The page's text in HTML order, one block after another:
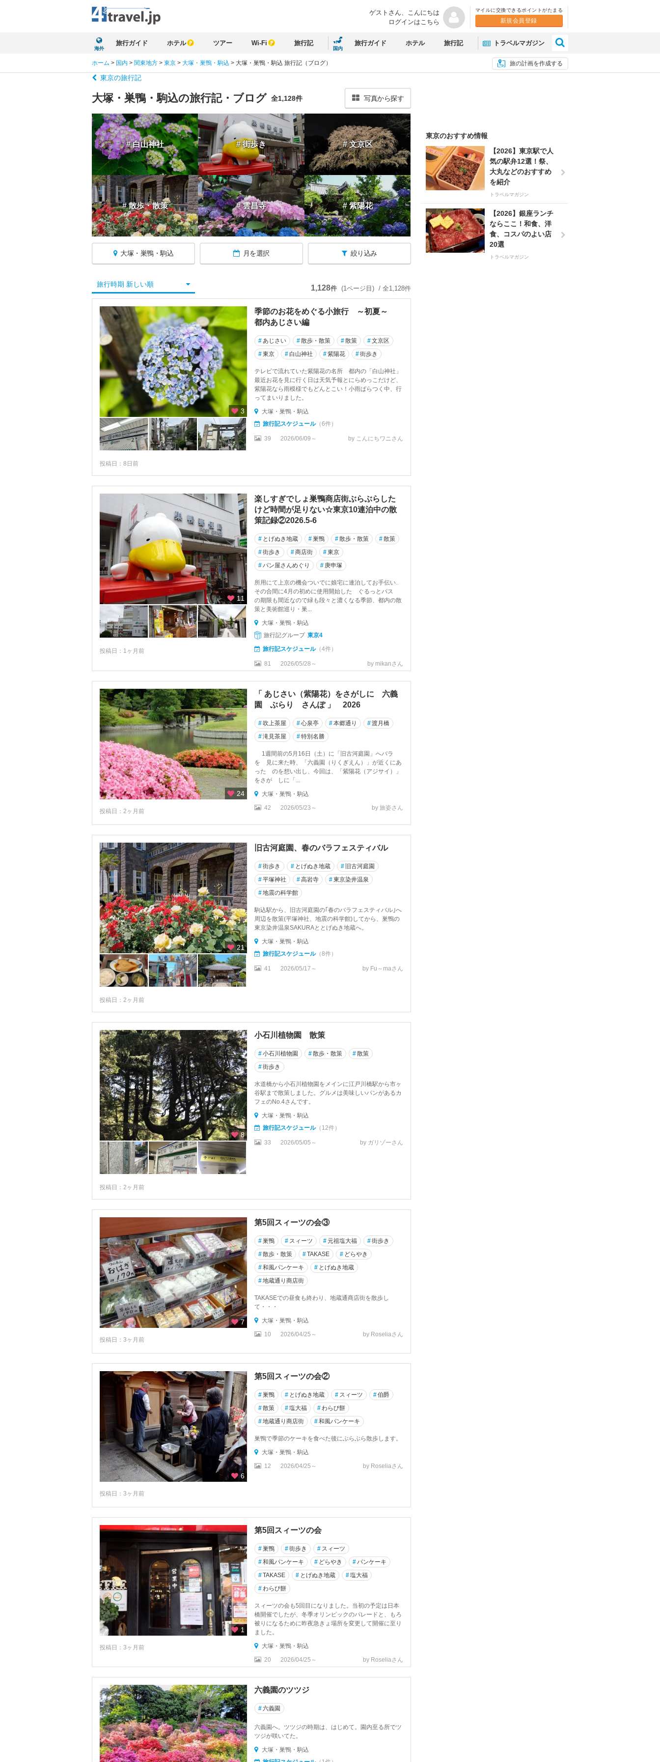
ゲストさん、 こんにちは
ログインはこちら
マイルに交換できるポイントがたまる
新規会員登録
海外
旅行ガイド ホテル ツアー Wi-Fi 旅行記
国内
旅行ガイド ホテル 旅行記 トラベルマガジン
旅の計画を作成する
ホーム > 国内 > 関東地方 > 東京 > 大塚・巣鴨・駒込 > 大塚・巣鴨・駒込 旅行記（ブログ）
東京の旅行記
大塚・巣鴨・駒込の旅行記・ブログ 全1,128件 写真から探す
# 白山神社 # 街歩き # 文京区
# 散歩・散策 # 雲昌寺 # 紫陽花
大塚・巣鴨・駒込 月を選択 絞り込み
東京へ戻る
東京すべて
秋葉原・御茶ノ水・水道橋
銀座・築地・月島
渋谷・原宿・表参道
恵比寿・自由が丘・二子玉川
お台場・新橋・汐留
葛飾・葛西・足立
板橋・練馬・赤羽
中野・杉並・世田谷
浅草・上野・東京スカイツリー
池袋・巣鴨・目白
池袋
大塚・巣鴨・駒込
目白
東京タワー・品川・目黒
六本木・赤坂
錦糸町・両国・亀戸
羽田・大森・蒲田
伊豆諸島
小笠原諸島
旅行時期 新しい順 1,128件 (1ページ目) / 全1,128件
3
投稿日：8日前
季節のお花をめぐる小旅行 ～初夏～
都内あじさい編
#あじさい #散歩・散策 #散策 #文京区
#東京 # 白山神社 #紫陽花 #街歩き
テレビで流れていた紫陽花の名所 都内の「白山神社」
最近お花を見に行く日は天気予報とにらめっこだけど、
紫陽花なら雨模様でもどんとこい！小雨ぱらつく中、行
ってまいりました。
大塚・巣鴨・駒込
旅行記スケジュール（6件）
39 2026/06/09～ by こんにちワニさん
11
投稿日：1ヶ月前
楽しすぎでしょ巣鴨商店街ぶらぶらした
けど時間が足りない☆東京10連泊中の散
策記録②2026.5-6
# とげぬき地蔵 #巣鴨 #散歩・散策 #散策
#街歩き #商店街 #東京
#パン屋さんめぐり # 庚申塚
所用にて上京の機会ついでに娘宅に連泊してお手伝い‥
その合間に4月の初めに使用開始した ぐるっとパス
の期限も間近なので緑も段々と濃くなる季節、都内の散
策と美術館巡り・巣...
大塚・巣鴨・駒込
旅行記グループ 東京4
旅行記スケジュール（4件）
81 2026/05/28～ by mikanさん
24
投稿日：2ヶ月前
「 あじさい（紫陽花）をさがしに 六義
園 ぶらり さんぽ 」 2026
# 吹上茶屋 #心泉亭 #本郷通り #渡月橋
#滝見茶屋 #特別名勝
1週間前の5月16日（土）に「旧古河庭園」へバラ
を 見に来た時、「六義園（りくぎえん）」が近くにあ
った のを想い出し、今回は、「紫陽花（アジサイ）」
をさが しに「...
大塚・巣鴨・駒込
42
2026/05/23～ by 旅姿さん
21
投稿日：2ヶ月前
旧古河庭園、春のバラフェスティバル
#街歩き # とげぬき地蔵 # 旧古河庭園
#平塚神社 #高岩寺 #東京染井温泉
#地震の科学館
駒込駅から、旧古河庭園の｢春のバラフェスティバル｣へ
周辺を散策(平塚神社、地震の科学館)してから、巣鴨の
東京染井温泉SAKURAととげぬき地蔵へ。
大塚・巣鴨・駒込
旅行記スケジュール（8件）
41 2026/05/17～ by Fu～maさん
8
投稿日：2ヶ月前
小石川植物園 散策
#小石川植物園 #散歩・散策 #散策
#街歩き
水道橋から小石川植物園をメインに江戸川橋駅から市ヶ
谷駅まで散策しました。グルメは美味しいパンがあるカ
フェのNo.4さんです。
大塚・巣鴨・駒込
旅行記スケジュール（12件）
33 2026/05/05～ by ガリゾーさん
7
投稿日：3ヶ月前
第5回スィーツの会③
#巣鴨 # スィーツ #元祖塩大福 #街歩き
#散歩・散策 #TAKASE # どらやき
#和風パンケーキ # とげぬき地蔵
#地蔵通り商店街
TAKASEでの昼食も終わり、地蔵通商店街を散歩し
て・・・
大塚・巣鴨・駒込
10
2026/04/25～ by Roseliaさん
6
投稿日：3ヶ月前
第5回スィーツの会②
#巣鴨 # とげぬき地蔵 # スィーツ #伯爵
#散策 #塩大福 #わらび餅
#地蔵通り商店街 #和風パンケーキ
巣鴨で季節のケーキを食べた後にぶらぶら散歩します。
大塚・巣鴨・駒込
12
2026/04/25～ by Roseliaさん
1
投稿日：3ヶ月前
第5回スィーツの会
#巣鴨 #街歩き # スィーツ
#和風パンケーキ # どらやき #パンケーキ
#TAKASE # とげぬき地蔵 #塩大福
#わらび餅
スィーツの会も5回目になりました。当初の予定は日本
橋開催でしたが、冬季オリンピックのパレードと、もろ
被りになるために昨夜急きょ場所を変更して開催に至り
ました。
大塚・巣鴨・駒込
20
2026/04/25～ by Roseliaさん
六義園のツツジ
#六義園
六義園へ。ツツジの時期は、はじめて。園内至る所でツ
ツジが咲いてた。
大塚・巣鴨・駒込
東京のおすすめ情報
【2026】東京駅で人
気の駅弁12選！祭、
大丸などのおすすめ
を紹介
トラベルマガジン
【2026】銀座ランチ
ならここ！和食、洋
食、コスパのよい店
20選
トラベルマガジン